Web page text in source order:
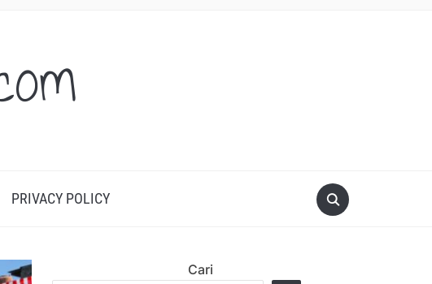
PRIVACY POLICY
Cari